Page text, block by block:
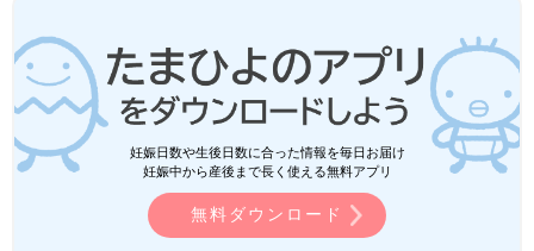
売員ライターが、アイテムの魅力やおすすめコ
ーデもお伝えしていますので、ぜひチェックし
てくださいね！
西松屋「快適性も安全性も◎」「438円
で高コスパ」元子ども服販売員ライター
厳選★秋の保育園着4選
今回ご紹介するのは、西松屋でゲットできる
「秋の保育園着」です。キッズが動きやすいも
のや、快適に着られるものなど、おすすめのア
イテムを集めました♪ 元子ども服販売員ライタ
ーが、おすすめコーデやアイテムの魅力もお伝
えしていますので、ぜひチェックしてください
GUのアイテムはいろんなキャラクターとのコラボ商品が豊富
で、気に入ったら無くなる前にゲットするのがおすすめですよ。
妊娠日数や生後日数に合った情報を毎日お届け
妊娠中から産後まで長く使える無料アプリ
無料ダウンロード